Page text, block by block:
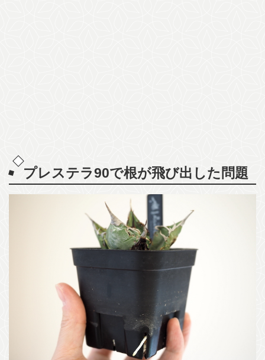
プレステラ90で根が飛び出した問題